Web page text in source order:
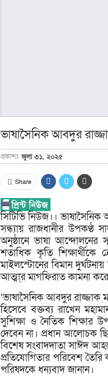
ভাষাসৈনিক আবদুর
প্রকাশঃ জুলা ৩১, ২০২৫
Share
সিটিভি নিউজ।।
সন্ধ্যায় রাজধানীর উপকণ্ঠ
অনুষ্ঠানে ভাষা আন্দোলনের
শতাধিক কৃতি শিক্ষার্থীকে
মাইলস্টোনের বিমান
আত্মা্র মাগফিরাত কামনা
‘ভাষাসৈনিক আবদুর রাজ্জাক
হিসেবে বক্তব্য রাখেন
সুশিক্ষা ও নৈতিক শিক্ষার
দেবেন না। প্রধান আলোচক
বিশেষ সংবাদদাতা সাঈদ
প্রতিযোগিতার পরিবেশ
পরিষদকে ধন্যবাদ জানান।